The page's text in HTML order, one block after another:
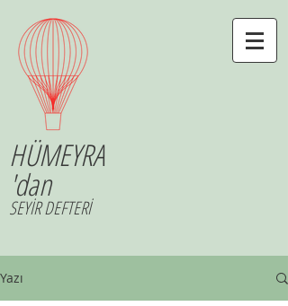
HÜMEYRA
'dan
SEYİR DEFTERİ
Yazı